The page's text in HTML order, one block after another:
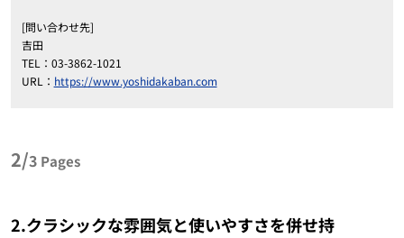
[問い合わせ先]
吉田
TEL：03-3862-1021
URL： https://www.yoshidakaban.com
2/3 Pages
2.クラシックな雰囲気と使いやすさを併せ持